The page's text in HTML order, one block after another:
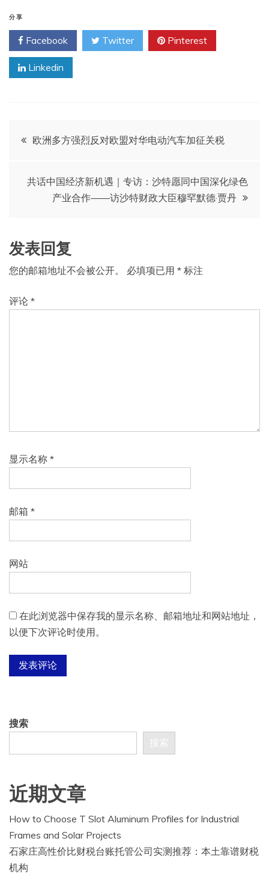
分享
Facebook Twitter Pinterest
Linkedin
文 欧洲多方强烈反对欧盟对华电动汽车加征关税
共话中国经济新机遇｜专访：沙特愿同中国深化绿色
产业合作——访沙特财政大臣穆罕默德·贾丹
发表回复
您的邮箱地址不会被公开。 必填项已用 * 标注
评论 *
显示名称 *
邮箱 *
网站
在此浏览器中保存我的显示名称、邮箱地址和网站地址，
以便下次评论时使用。
搜索
搜索
近期文章
How to Choose T Slot Aluminum Profiles for Industrial
Frames and Solar Projects
石家庄高性价比财税台账托管公司实测推荐：本土靠谱财税
机构